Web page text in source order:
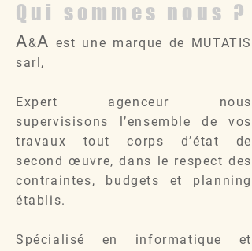
Qui sommes nous ?
A&A est une marque de MUTATIS
sarl,
Expert agenceur nous
supervisisons l’ensemble de vos
travaux tout corps d’état de
second œuvre, dans le respect des
contraintes, budgets et planning
établis.
Spécialisé en informatique et